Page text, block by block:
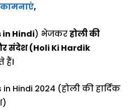
,
in Hindi) भेजकरहोली की
संदेश (Holi Ki Hardik
हैं।